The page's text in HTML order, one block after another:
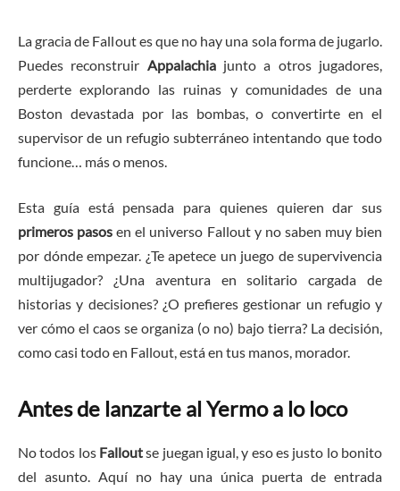
La gracia de Fallout es que no hay una sola forma de jugarlo.
Puedes reconstruir Appalachiajunto a otros jugadores,
perderte explorando las ruinas y comunidades de una
Boston devastada por las bombas, o convertirte en el
supervisor de un refugio subterráneo intentando que todo
funcione… más o menos.
Esta guía está pensada para quienes quieren dar sus
primeros pasos en el universo Fallout y no saben muy bien
por dónde empezar. ¿Te apetece un juego de supervivencia
multijugador? ¿Una aventura en solitario cargada de
historias y decisiones? ¿O prefieres gestionar un refugio y
ver cómo el caos se organiza (o no) bajo tierra? La decisión,
como casi todo en Fallout, está en tus manos, morador.
Antes de lanzarte al Yermo a lo loco
No todos los Falloutse juegan igual, y eso es justo lo bonito
del asunto. Aquí no hay una única puerta de entrada